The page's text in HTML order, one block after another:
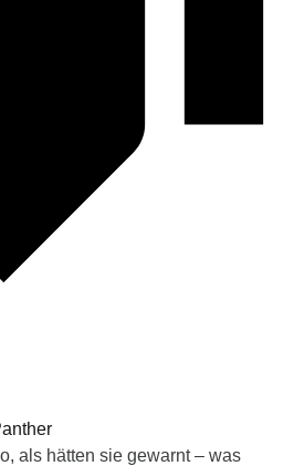
als hätten sie gewarnt – was